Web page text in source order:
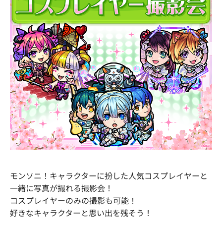
モンソニ！キャラクターに扮した人気コスプレイヤーと
一緒に写真が撮れる撮影会！
コスプレイヤーのみの撮影も可能！
好きなキャラクターと思い出を残そう！